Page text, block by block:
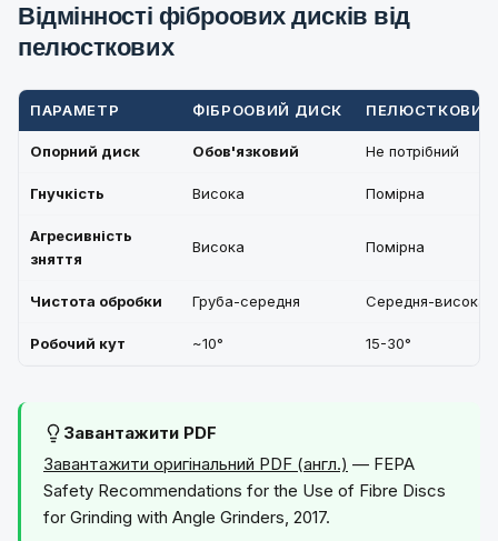
Відмінності фіброових дисків від
пелюсткових
ПАРАМЕТР ФІБРООВИЙ ДИСК ПЕЛЮСТКОВИЙ
Опорний диск Обов'язковий Не потрібний
Гнучкість Висока Помірна
Агресивність
зняття
Висока Помірна
Чистота обробки Груба-середня Середня-висока
Робочий кут ~10° 15-30°
Завантажити PDF
Завантажити оригінальний PDF (англ.) — FEPA
Safety Recommendations for the Use of Fibre Discs
for Grinding with Angle Grinders, 2017.